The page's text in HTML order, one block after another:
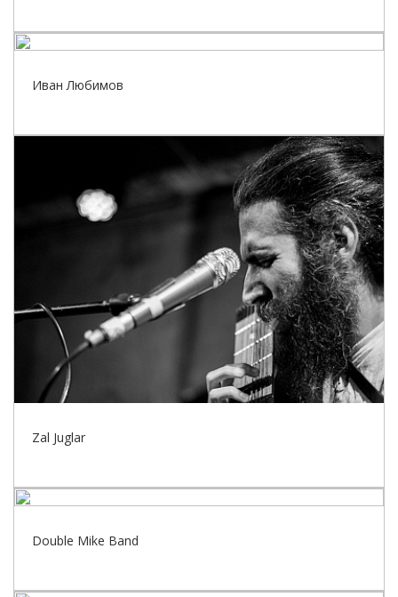
Иван Любимов
Zal Juglar
Double Mike Band